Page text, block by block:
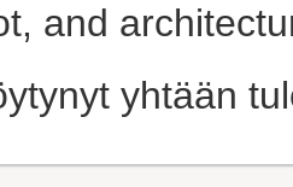
and
yhtään